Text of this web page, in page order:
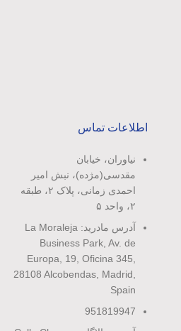
اطلاعات تماس
نیاوران، خیابان
مقدسی(مژده)، نبش امیر
احمدی زمانی، پلاک ۲، طبقه
۲، واحد ۵
آدرس مادرید: La Moraleja
Business Park, Av. de
Europa, 19, Oficina 345,
28108 Alcobendas, Madrid,
Spain
951819947